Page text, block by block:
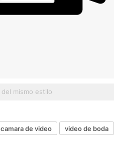
camara de video video de boda